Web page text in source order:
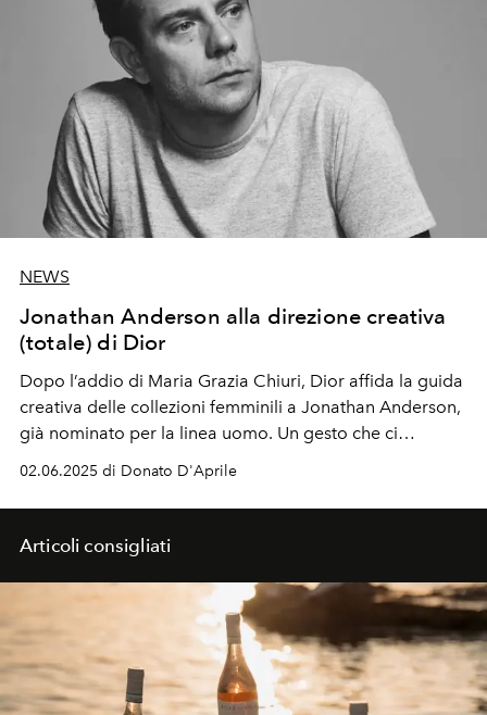
NEWS
Jonathan Anderson alla direzione creativa
(totale) di Dior
Dopo l’addio di Maria Grazia Chiuri, Dior affida la guida
creativa delle collezioni femminili a Jonathan Anderson,
già nominato per la linea uomo. Un gesto che ci
regalerà senz'altro una nuova sinergia tra i codici storici
della maison e una sensibilità contemporanea.
02.06.2025 di Donato D'Aprile
Articoli consigliati